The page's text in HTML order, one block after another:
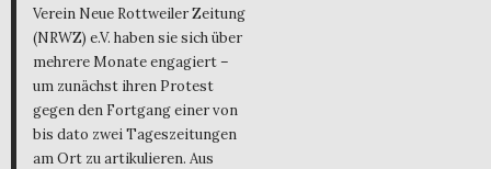
Verein Neue Rottweiler Zeitung
(NRWZ) e.V. haben sie sich über
mehrere Monate engagiert –
um zunächst ihren Protest
gegen den Fortgang einer von
bis dato zwei Tageszeitungen
am Ort zu artikulieren. Aus